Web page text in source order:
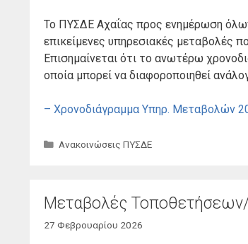
Το ΠΥΣΔΕ Αχαΐας προς ενημέρωση όλων
επικείμενες υπηρεσιακές μεταβολές
Επισημαίνεται ότι το ανωτέρω
οποία μπορεί να διαφοροποιηθεί
– Χρονοδιάγραμμα Υπηρ. Μεταβολών
Κατηγορίες
Ανακοινώσεις ΠΥΣΔΕ
Μεταβολές
27 Φεβρουαρίου 2026